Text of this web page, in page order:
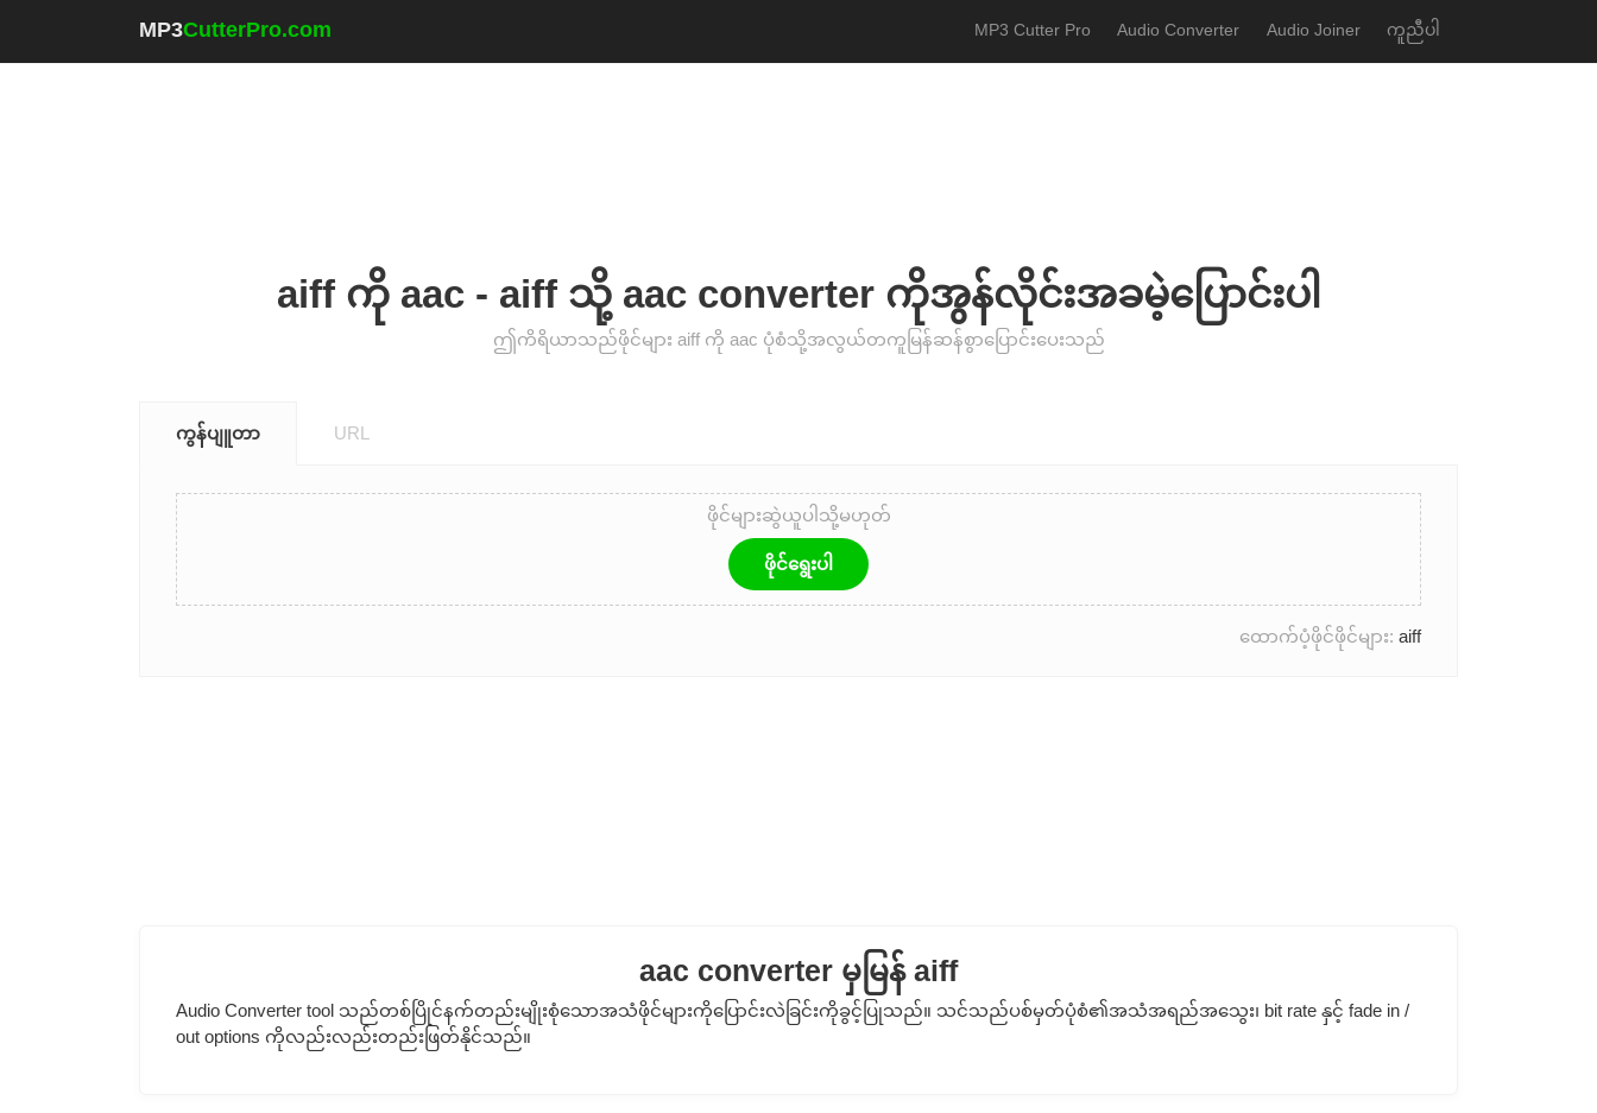
MP3CutterPro.com MP3 Cutter Pro Audio Converter Audio Joiner ကူညီပါ
aiff ကို aac - aiff သို့ aac converter ကိုအွန်လိုင်းအခမဲ့ပြောင်းပါ
ဤကိရိယာသည်ဖိုင်များ aiff ကို aac ပုံစံသို့အလွယ်တကူမြန်ဆန်စွာပြောင်းပေးသည်
ကွန်ပျူတာ URL
ဖိုင်များဆွဲယူပါသို့မဟုတ်
ဖိုင်ရွေးပါ
ထောက်ပံ့ဖိုင်ဖိုင်များ: aiff
aac converter မှမြန် aiff
Audio Converter tool သည်တစ်ပြိုင်နက်တည်းမျိုးစုံသောအသံဖိုင်များကိုပြောင်းလဲခြင်းကိုခွင့်ပြုသည်။ သင်သည်ပစ်မှတ်ပုံစံ၏အသံအရည်အသွေး၊ bit rate နှင့် fade in /
out options ကိုလည်းလည်းတည်းဖြတ်နိုင်သည်။